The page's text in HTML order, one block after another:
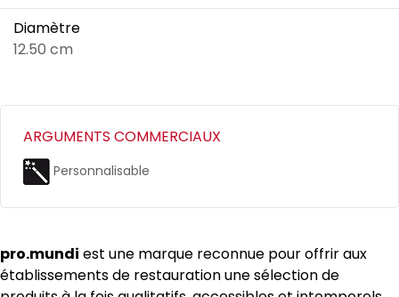
Diamètre
12.50 cm
ARGUMENTS COMMERCIAUX
Personnalisable
pro.mundi est une marque reconnue pour offrir aux
établissements de restauration une sélection de